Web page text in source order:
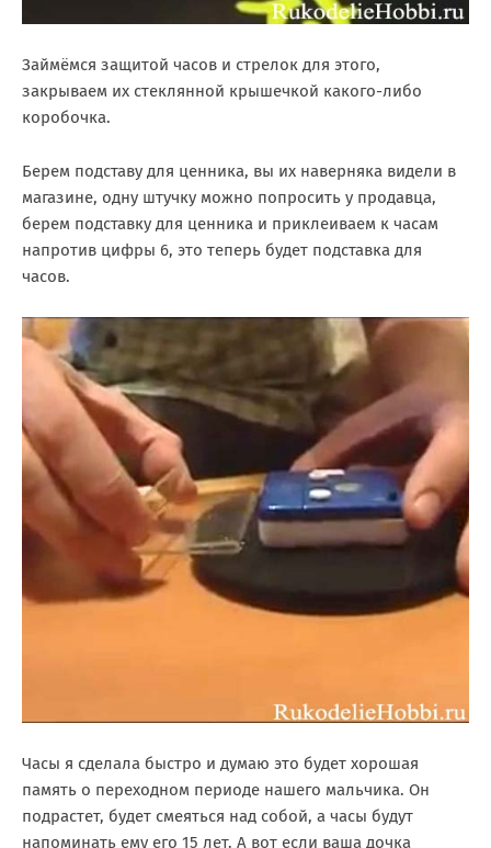
Займёмся защитой часов и стрелок для этого,
закрываем их стеклянной крышечкой какого-либо
коробочка.
Берем подставу для ценника, вы их наверняка видели в
магазине, одну штучку можно попросить у продавца,
берем подставку для ценника и приклеиваем к часам
напротив цифры 6, это теперь будет подставка для
часов.
Часы я сделала быстро и думаю это будет хорошая
память о переходном периоде нашего мальчика. Он
подрастет, будет смеяться над собой, а часы будут
напоминать ему его 15 лет. А вот если ваша дочка